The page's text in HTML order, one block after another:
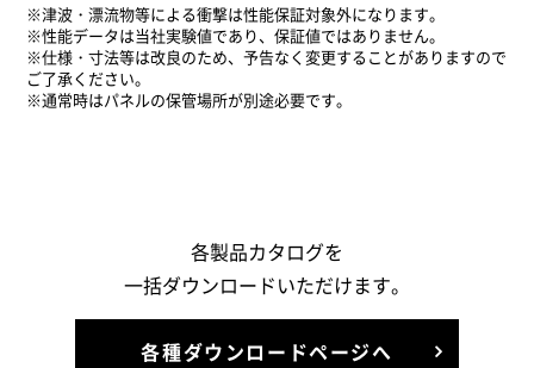
※津波・漂流物等による衝撃は性能保証対象外になります。
※性能データは当社実験値であり、保証値ではありません。
※仕様・寸法等は改良のため、予告なく変更することがありますので
ご了承ください。
※通常時はパネルの保管場所が別途必要です。
各製品カタログを
一括ダウンロードいただけます。
各種ダウンロードページへ